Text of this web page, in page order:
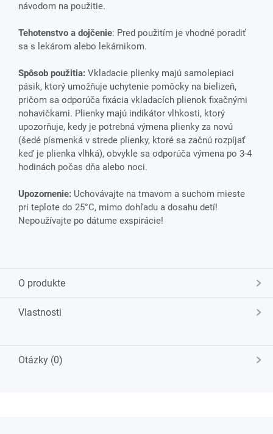
návodom na použitie.
Tehotenstvo a dojčenie: Pred použitím je vhodné poradiť
sa s lekárom alebo lekárnikom.
Spôsob použitia: Vkladacie plienky majú samolepiaci
pásik, ktorý umožňuje uchytenie pomôcky na bielizeň,
pričom sa odporúča fixácia vkladacích plienok fixačnými
nohavičkami. Plienky majú indikátor vlhkosti, ktorý
upozorňuje, kedy je potrebná výmena plienky za novú
(šedé písmenká v strede plienky, ktoré sa začnú rozpíjať
keď je plienka vlhká), obvykle sa odporúča výmena po 3-4
hodinách počas dňa alebo noci.
Upozornenie: Uchovávajte na tmavom a suchom mieste
pri teplote do 25°C, mimo dohľadu a dosahu detí!
Nepoužívajte po dátume exspirácie!
O produkte
Vlastnosti
Otázky (0)